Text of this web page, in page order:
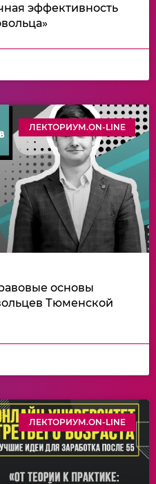
эффективность
ЛЕКТОРИУМ.ON-LINE
основы
Тюменской
ЛЕКТОРИУМ.ON-LINE